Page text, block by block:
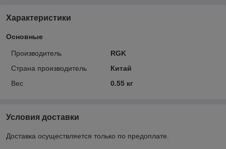
Характеристики
Основные
Производитель
RGK
Страна производитель
Китай
Вес
0.55 кг
Условия доставки
Доставка осуществляется только по предоплате.